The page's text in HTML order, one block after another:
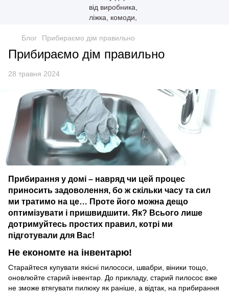
Блог Прибираємо дім правильно
Прибираємо дім правильно
28 травня 2024
Прибирання у домі – навряд чи цей процес
приносить задоволення, бо ж скільки часу та сил
ми тратимо на це… Проте його можна дещо
оптимізувати і пришвидшити. Як? Всього лише
дотримуйтесь простих правил, котрі ми
підготували для Вас!
Не економте на інвентарю!
Старайтеся купувати якісні пилососи, швабри, віники тощо,
оновлюйте старий інвентар. До прикладу, старий пилосос вже
не зможе втягувати пилюку як раніше, а відтак, на прибирання